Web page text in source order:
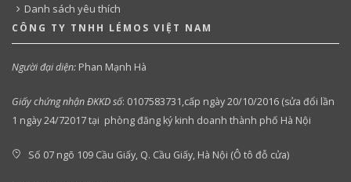
Danh sách yêu thích
CÔNG TY TNHH LÉMOS VIỆT NAM
Người đại diện: Phan Mạnh Hà
Giấy chứng nhận ĐKKD số: 0107583731,cấp ngày 20/10/2016 (sửa đổi lần
1 ngày 24/72017 tại phòng đăng ký kinh doanh thành phố Hà Nội
Số 07 ngõ 109 Cầu Giấy, Q. Cầu Giấy, Hà Nội (Ô tô đỗ cửa)